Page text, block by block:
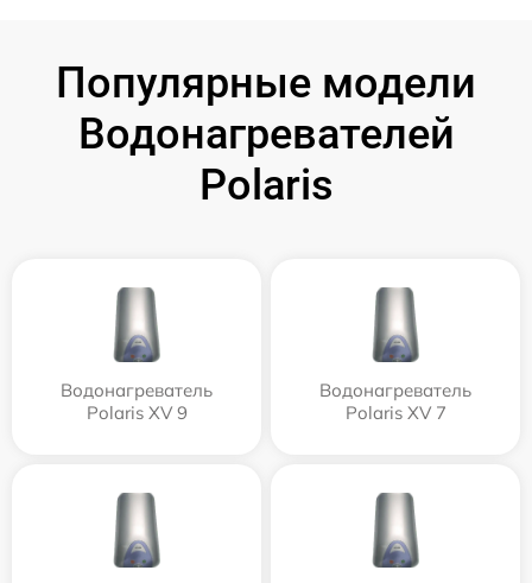
Популярные модели
Водонагревателей
Polaris
Водонагреватель
Polaris XV 9
Водонагреватель
Polaris XV 7